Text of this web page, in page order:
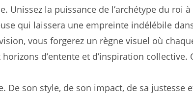
Unissez la puissance de l’archétype du roi
qui laissera une empreinte indélébile
vous forgerez un règne visuel où
d’entente et d’inspiration collective.
De son style, de son impact, de sa justesse